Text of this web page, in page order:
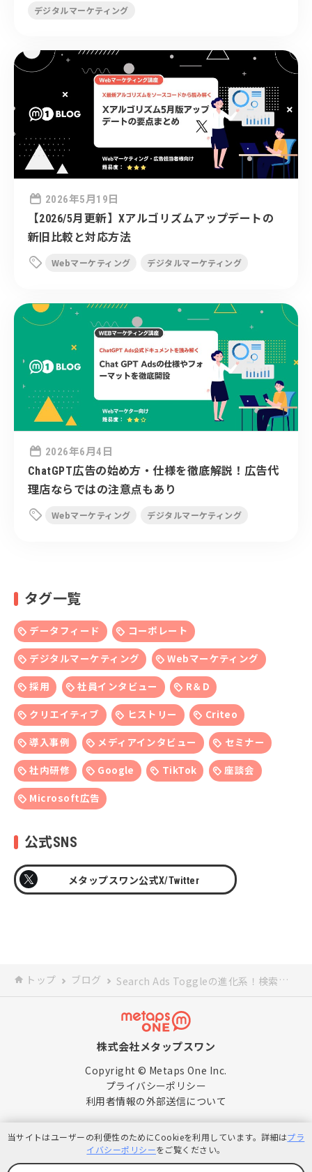
デジタルマーケティング
 2026年5月19日
【2026/5月更新】Xアルゴリズムアップデートの
新旧比較と対応方法
 Webマーケティング デジタルマーケティング
 2026年6月4日
ChatGPT広告の始め方・仕様を徹底解説！広告代
理店ならではの注意点もあり
 Webマーケティング デジタルマーケティング
タグ一覧
データフィード
コーポレート
デジタルマーケティング
Webマーケティング
採用
社員インタビュー
R＆D
クリエイティブ
ヒストリー
Criteo
導入事例
メディアインタビュー
セミナー
社内研修
Google TikTok
座談会
Microsoft広告
公式SNS
メタップスワン公式X/Twitter
トップ ブログ Search Ads Toggleの進化系！検索連動型TikTok Search Ads Campaignとは
株式会社メタップスワン
Copyright © Metaps One Inc.
プライバシーポリシー
利用者情報の外部送信について
当サイトはユーザーの利便性のためにCookieを利用しています。詳細はプラ
イバシーポリシーをご覧ください。